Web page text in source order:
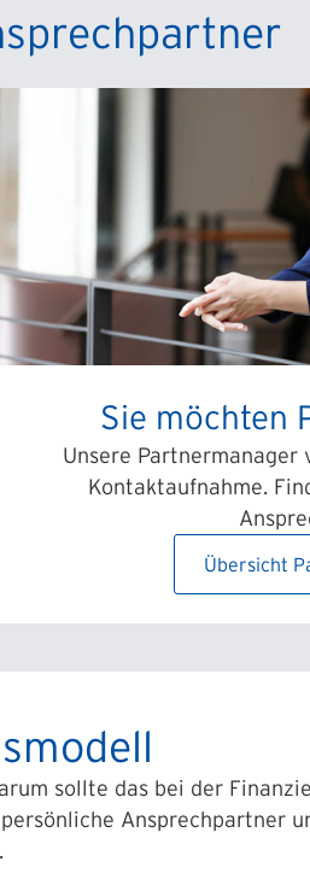
Sie möchten
Unsere
Kontaktaufnahme.
Übersicht
sollte das bei der
Ansprechpartner